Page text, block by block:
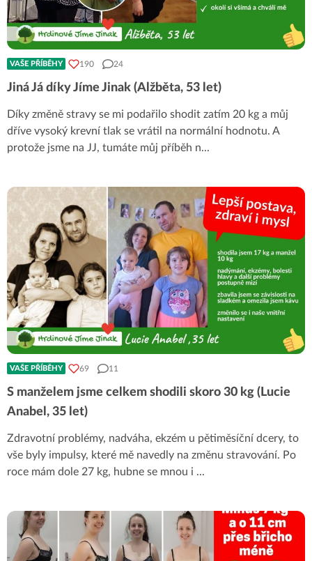
VAŠE PŘÍBĚHY 190 24
Jiná Já díky Jíme Jinak (Alžběta, 53 let)
Díky změně stravy se mi podařilo shodit zatím 20 kg a můj
dříve vysoký krevní tlak se vrátil na normální hodnotu. A
protože jsme na JJ, tumáte můj příběh n...
VAŠE PŘÍBĚHY 69 11
S manželem jsme celkem shodili skoro 30 kg (Lucie
Anabel, 35 let)
Zdravotní problémy, nadváha, ekzém u pětiměsíční dcery, to
vše byly impulsy, které mě navedly na změnu stravování. Po
roce mám dole 27 kg, hubne se mnou i ...